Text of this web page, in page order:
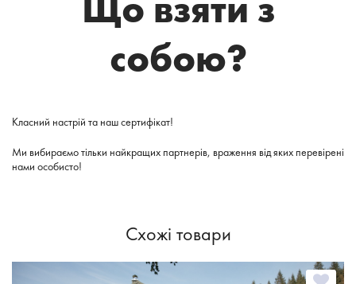
собою?
Класний настрій та наш сертифікат!
Ми вибираємо тільки найкращих партнерів, враження від яких перевірені
нами особисто!
Схожі товари